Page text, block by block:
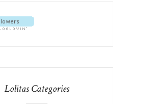
Lolitas Categories